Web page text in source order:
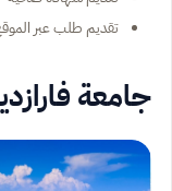
تقديم طلب عبر
جامعة